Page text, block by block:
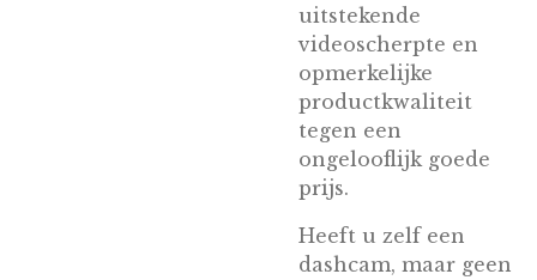
uitstekende
videoscherpte en
opmerkelijke
productkwaliteit
tegen een
ongelooflijk goede
prijs.
Heeft u zelf een
dashcam, maar geen